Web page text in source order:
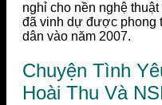
nghỉ cho nền nghệ
đã vinh dự được phong
dân vào năm 2007.
Chuyện Tình
Hoài Thu Và